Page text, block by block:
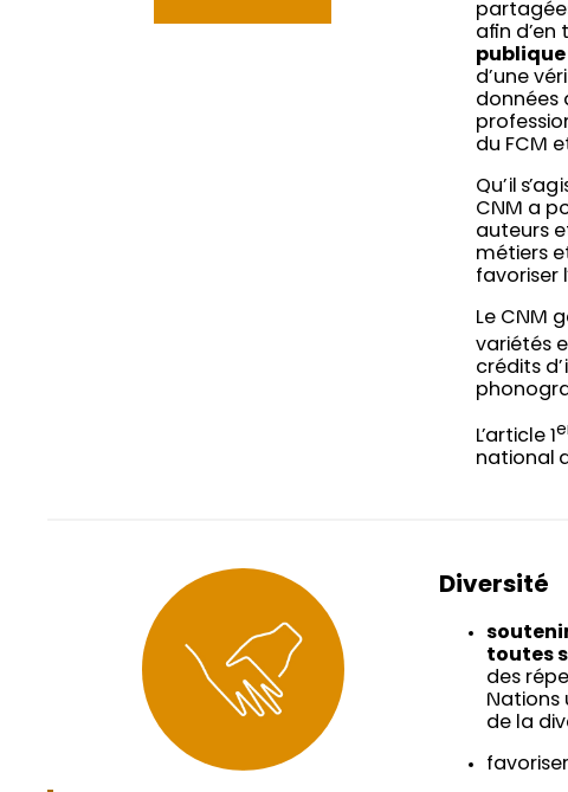
afin
publique
d’une
données
du FCM
Qu’il
CNM a
auteurs
métiers
favoriser
Le CNM
variétés
crédits
L’article 1
national
Diversité
toutes
des
Nations
de la